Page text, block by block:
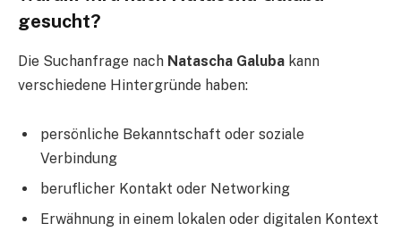
gesucht?
Die Suchanfrage nach Natascha Galuba kann
verschiedene Hintergründe haben:
persönliche Bekanntschaft oder soziale
Verbindung
beruflicher Kontakt oder Networking
Erwähnung in einem lokalen oder digitalen Kontext